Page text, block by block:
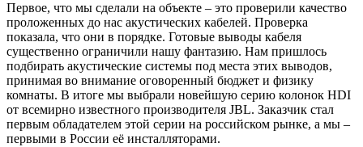
Первое, что мы сделали на объекте – это проверили качество
проложенных до нас акустических кабелей. Проверка
показала, что они в порядке. Готовые выводы кабеля
существенно ограничили нашу фантазию. Нам пришлось
подбирать акустические системы под места этих выводов,
принимая во внимание оговоренный бюджет и физику
комнаты. В итоге мы выбрали новейшую серию колонок HDI
от всемирно известного производителя JBL. Заказчик стал
первым обладателем этой серии на российском рынке, а мы –
первыми в России её инсталляторами.